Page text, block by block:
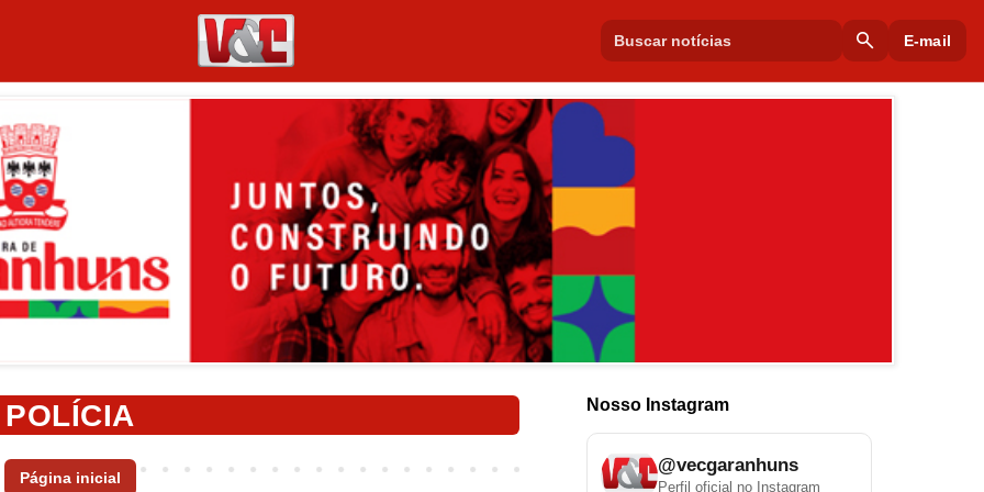
search E-mail
POLÍCIA
Página inicial
Nosso Instagram
@vecgaranhuns
Perfil oficial no Instagram